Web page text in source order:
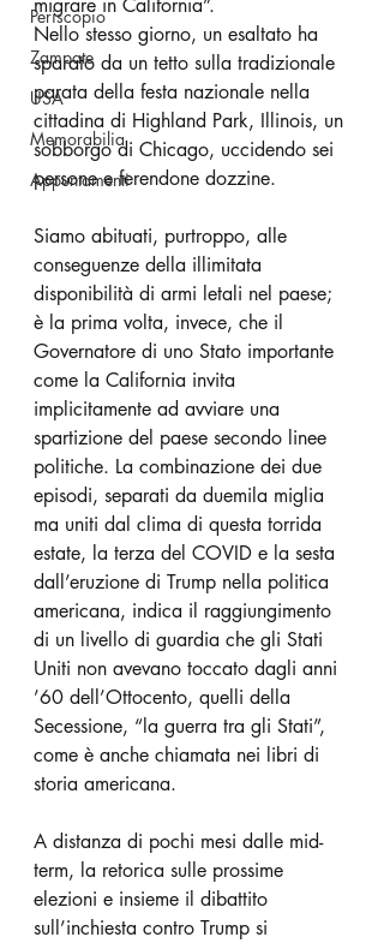
Periscopio
Zampate
USA
Memorabilia
Appuntamenti
migrare in California”.
Nello stesso giorno, un esaltato ha
sparato da un tetto sulla tradizionale
parata della festa nazionale nella
cittadina di Highland Park, Illinois, un
sobborgo di Chicago, uccidendo sei
persone e ferendone dozzine.
Siamo abituati, purtroppo, alle
conseguenze della illimitata
disponibilità di armi letali nel paese;
è la prima volta, invece, che il
Governatore di uno Stato importante
come la California invita
implicitamente ad avviare una
spartizione del paese secondo linee
politiche. La combinazione dei due
episodi, separati da duemila miglia
ma uniti dal clima di questa torrida
estate, la terza del COVID e la sesta
dall’eruzione di Trump nella politica
americana, indica il raggiungimento
di un livello di guardia che gli Stati
Uniti non avevano toccato dagli anni
’60 dell’Ottocento, quelli della
Secessione, “la guerra tra gli Stati”,
come è anche chiamata nei libri di
storia americana.
A distanza di pochi mesi dalle mid-
term, la retorica sulle prossime
elezioni e insieme il dibattito
sull’inchiesta contro Trump si